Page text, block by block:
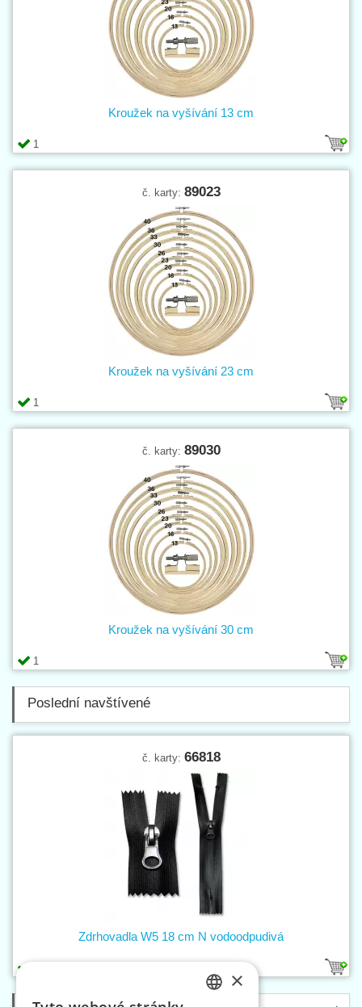
1
Kroužek na vyšívání 13 cm
č. karty: 89023
1
Kroužek na vyšívání 23 cm
č. karty: 89030
1
Kroužek na vyšívání 30 cm
Poslední navštívené
č. karty: 66818
Zdrhovadla W5 18 cm N vodoodpudivá
×